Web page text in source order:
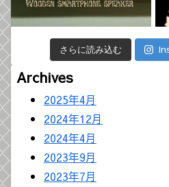
さらに読み込む
Archives
2025年4月
2024年12月
2024年4月
2023年9月
2023年7月